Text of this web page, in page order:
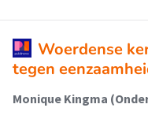
Woerdense
tegen